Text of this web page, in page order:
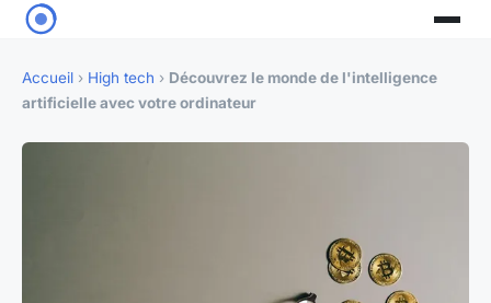
Accueil › High tech › Découvrez le monde de l'intelligence
artificielle avec votre ordinateur